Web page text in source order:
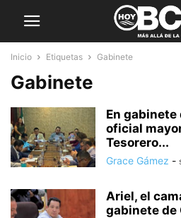
Inicio Etiquetas Gabinete
Gabinete
En
oficial
Tesorero...
Grace Gámez -
Ariel, el
gabinete de